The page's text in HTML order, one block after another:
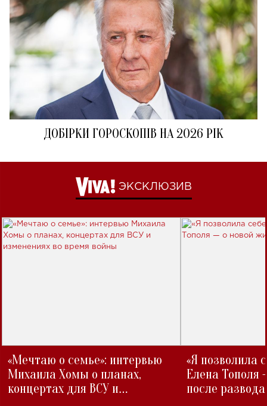
ДОБІРКИ ГОРОСКОПІВ НА 2026 РІК
ЭКСКЛЮЗИВ
«Мечтаю о семье»: интервью
Михаила Хомы о планах,
концертах для ВСУ и
«Я позволила
Елена Тополя
после развода